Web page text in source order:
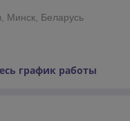
Минск, Беларусь
график работы